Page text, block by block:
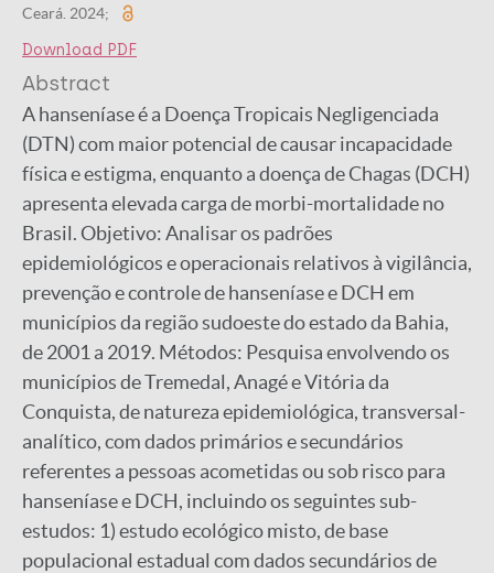
Ceará. 2024;
Download PDF
Abstract
A hanseníase é a Doença Tropicais Negligenciada
(DTN) com maior potencial de causar incapacidade
física e estigma, enquanto a doença de Chagas (DCH)
apresenta elevada carga de morbi-mortalidade no
Brasil. Objetivo: Analisar os padrões
epidemiológicos e operacionais relativos à vigilância,
prevenção e controle de hanseníase e DCH em
municípios da região sudoeste do estado da Bahia,
de 2001 a 2019. Métodos: Pesquisa envolvendo os
municípios de Tremedal, Anagé e Vitória da
Conquista, de natureza epidemiológica, transversal-
analítico, com dados primários e secundários
referentes a pessoas acometidas ou sob risco para
hanseníase e DCH, incluindo os seguintes sub-
estudos: 1) estudo ecológico misto, de base
populacional estadual com dados secundários de